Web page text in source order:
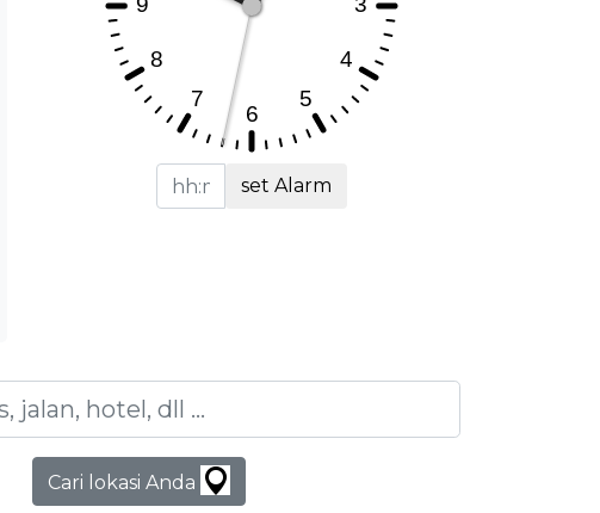
set Alarm
Cari lokasi Anda